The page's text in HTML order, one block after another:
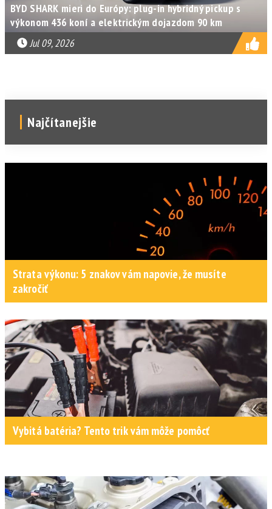
BYD SHARK mieri do Európy: plug-in hybridný pickup s
výkonom 436 koní a elektrickým dojazdom 90 km
Jul 09, 2026
Najčítanejšie
Strata výkonu: 5 znakov vám napovie, že musíte
zakročiť
Vybitá batéria? Tento trik vám môže pomôcť